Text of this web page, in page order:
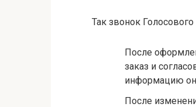
Так звонок
После
заказ и
информацию он
После